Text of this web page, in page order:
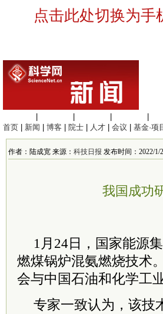
点击此处切换为手
首页
新闻 博客 院士 人才 会议 基金·项
作者：陆成宽 来源： 科技日报 发布时间：2022/1/
我国成功
1月24日，国家能源
燃煤锅炉混氨燃烧技术
会与中国石油和化学工
专家一致认为，该技